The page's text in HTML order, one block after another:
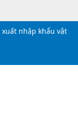
xuất nhập khẩu vật